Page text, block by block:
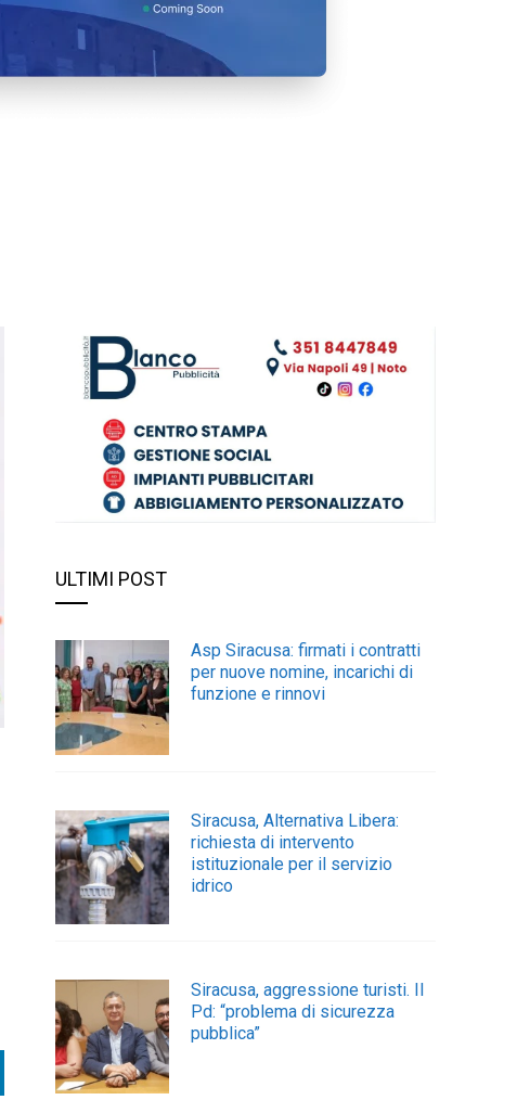
ULTIMI POST
Asp Siracusa: firmati i contratti
per nuove nomine, incarichi di
funzione e rinnovi
Siracusa, Alternativa Libera:
richiesta di intervento
istituzionale per il servizio
idrico
Siracusa, aggressione turisti. Il
Pd: “problema di sicurezza
pubblica”